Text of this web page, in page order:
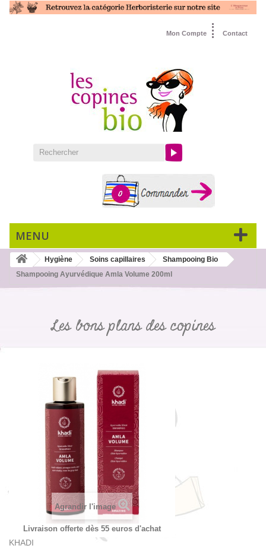
Contact
Mon Compte
0
MENU
Hygiène Soins capillaires
Shampooing Bio
Shampooing Ayurvédique Amla Volume 200ml
Les bons plans des copines
Agrandir l'image
Livraison offerte dès 55 euros d'achat
KHADI